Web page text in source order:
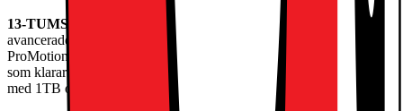
13-TUMS ULTRA RETINA XDR-SKÄRM
– Världens mest
avancerade skärm med extrem ljusstyrka, suverän kontrast,
ProMotion, stort färgomfång (P3) och True Tone. Nanotexturglas
som klarar svåra ljusförhållanden finns som tillval på modellerna
med 1TB och 2TB.